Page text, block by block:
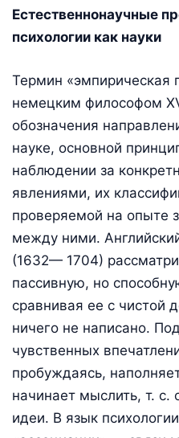
Естественнонаучные
психологии как науки
Термин «эмпирическая
немецким философом
обозначения
науке, основной
наблюдении за
явлениями, их
проверяемой на опыте
между ними.
(1632— 1704)
пассивную, но
сравнивая ее с чистой
ничего не написано.
чувственных
пробуждаясь,
начинает мыслить, т.
идеи. В язык